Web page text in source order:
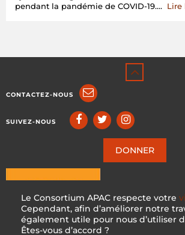
Le Consortium APAC respecte votre
Cependant, afin d’améliorer notre
également utile pour nous d’utiliser
Êtes-vous d’accord ?
pendant la pandémie de COVID-19.… Lire
CONTACTEZ-NOUS
SUIVEZ-NOUS
DONNER